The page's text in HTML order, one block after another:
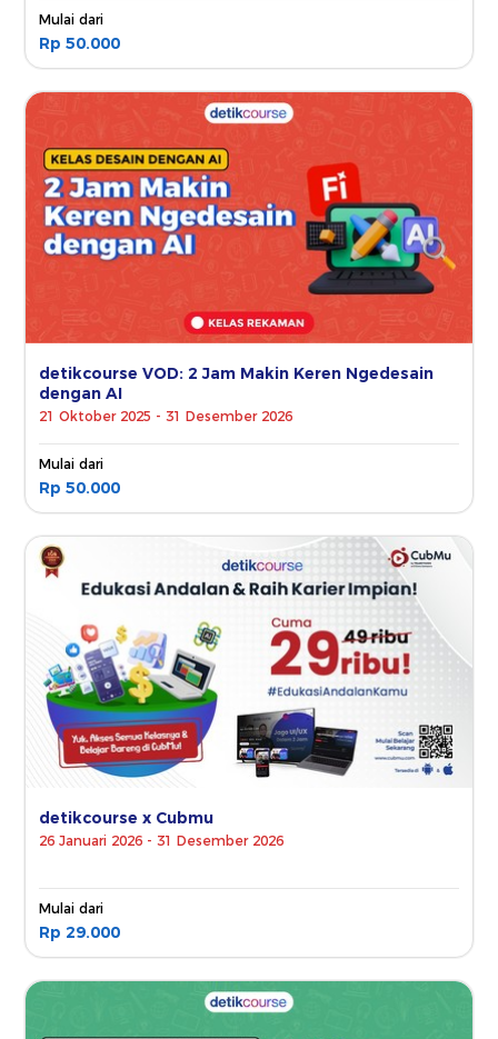
Mulai dari
Rp 50.000
detikcourse VOD: 2 Jam Makin Keren Ngedesain
dengan AI
21 Oktober 2025 - 31 Desember 2026
Mulai dari
Rp 50.000
detikcourse x Cubmu
26 Januari 2026 - 31 Desember 2026
Mulai dari
Rp 29.000